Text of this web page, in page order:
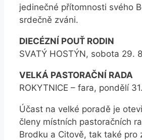
jedinečné přítomnosti svého
srdečně zváni.
DIECÉZNÍ POUŤ RODIN
SVATÝ HOSTÝN, sobota 29.
VELKÁ PASTORAČNÍ RADA
ROKYTNICE – fara, pondělí
Účast na velké poradě je
členy místních pastoračních
Brodku a Citově, tak také pro